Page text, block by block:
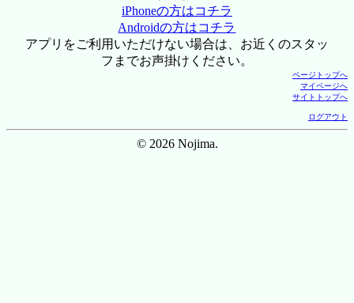
iPhoneの方はコチラ
Androidの方はコチラ
アプリをご利用いただけない場合は、お近くのスタッ
フまでお声掛けください。
ページトップへ
マイページへ
サイトトップへ
ログアウト
© 2026 Nojima.